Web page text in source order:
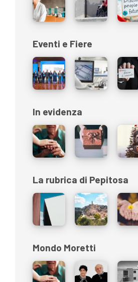
Eventi e Fiere
In evidenza
La rubrica di Pepitosa
Mondo Moretti